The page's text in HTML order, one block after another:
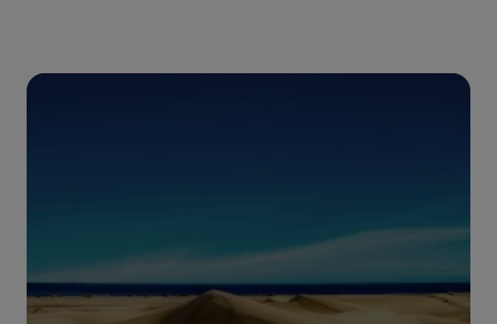
SAN AGUSTÍN